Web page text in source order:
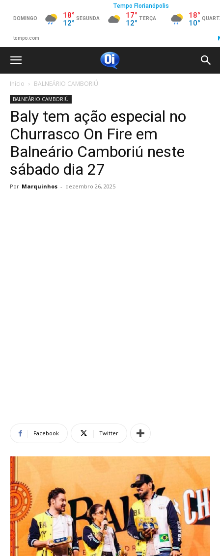
Início BALNEÁRIO CAMBORIÚ
BALNEÁRIO CAMBORIÚ
Baly tem ação especial no
Churrasco On Fire em
Balneário Camboriú neste
sábado dia 27
Por Marquinhos - dezembro 26, 2025
Facebook Twitter